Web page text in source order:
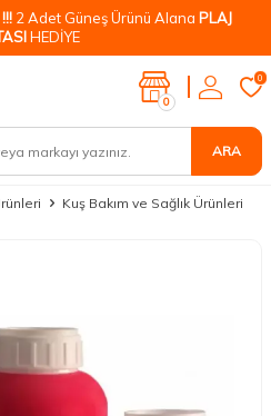
2 Adet Güneş Ürünü Alana PLAJ
HEDİYE
ARA
0
0
Kuş Bakım ve Sağlık Ürünleri